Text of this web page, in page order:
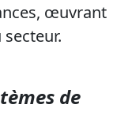
œuvrant
secteur.
de